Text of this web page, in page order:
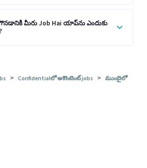
మీరు Job Hai యాప్‌ను ఎందుకు
> Confidentialలో అకౌంటెంట్ jobs > ముంబైలో